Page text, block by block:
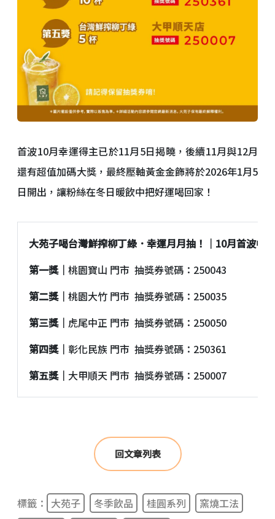
首波10月幸運得主已於11月5日揭曉，後續11月與12月
還有超值加碼大獎，最終壓軸黃金金飾將於2026年1月5
日開出，讓粉絲在冬日暖飲中把好運喝回家！
大苑子喝台灣鮮搾柳丁綠．幸運月月抽！｜10月首波中
第一獎｜ 桃園寶山 門市 抽獎券號碼：250043
第二獎｜ 桃園大竹 門市 抽獎券號碼：250035
第三獎｜ 虎尾中正 門市 抽獎券號碼：250050
第四獎｜ 彰化民族 門市 抽獎券號碼：250361
第五獎｜ 大甲順天 門市 抽獎券號碼：250007
回文章列表
標籤： 大苑子 冬季飲品 桂圓系列
窯燒工法